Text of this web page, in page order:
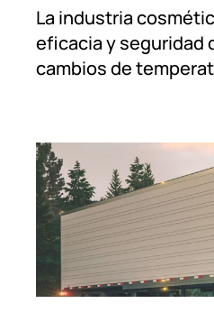
La industria
eficacia y seguridad
cambios de